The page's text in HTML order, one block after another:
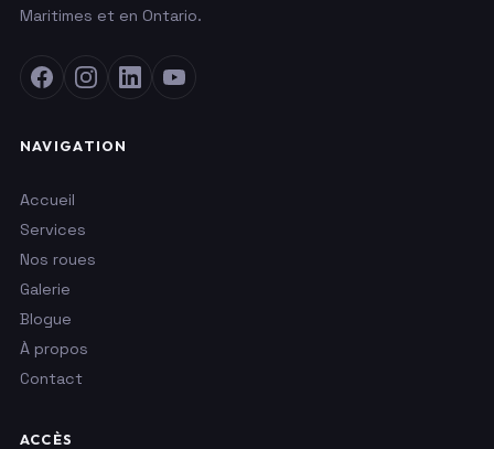
Maritimes et en Ontario.
NAVIGATION
Accueil
Services
Nos roues
Galerie
Blogue
À propos
Contact
ACCÈS